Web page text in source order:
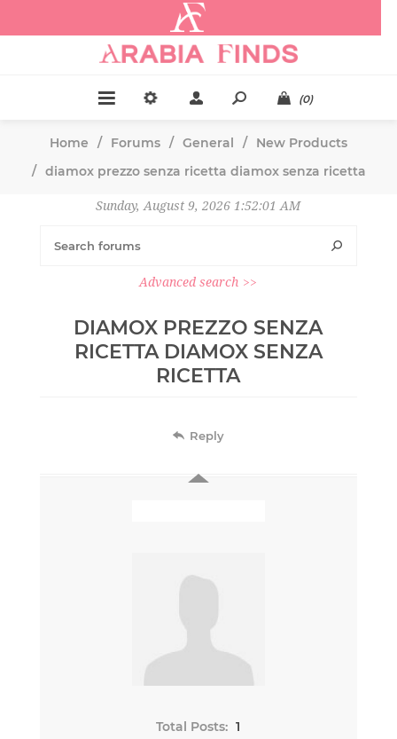
(0)
Home / Forums / General /
New Products
/ diamox prezzo senza ricetta diamox senza ricetta
Sunday, August 9, 2026 1:52:01 AM
Advanced search
DIAMOX PREZZO SENZA
RICETTA DIAMOX SENZA
RICETTA
Reply
Total Posts: 1